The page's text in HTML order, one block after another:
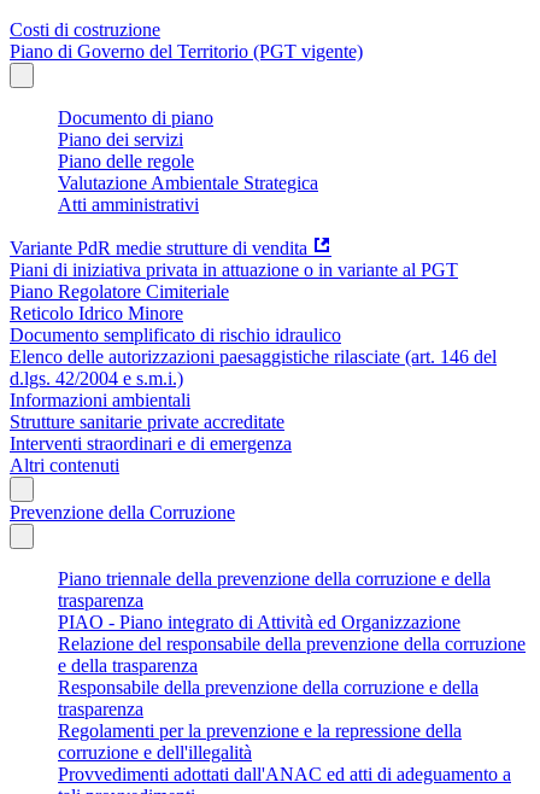
Costi di costruzione
Piano di Governo del Territorio (PGT vigente)
Documento di piano
Piano dei servizi
Piano delle regole
Valutazione Ambientale Strategica
Atti amministrativi
Variante PdR medie strutture di vendita
Piani di iniziativa privata in attuazione o in variante al PGT
Piano Regolatore Cimiteriale
Reticolo Idrico Minore
Documento semplificato di rischio idraulico
Elenco delle autorizzazioni paesaggistiche rilasciate (art. 146 del
d.lgs. 42/2004 e s.m.i.)
Informazioni ambientali
Strutture sanitarie private accreditate
Interventi straordinari e di emergenza
Altri contenuti
Prevenzione della Corruzione
Piano triennale della prevenzione della corruzione e della
trasparenza
PIAO - Piano integrato di Attività ed Organizzazione
Relazione del responsabile della prevenzione della corruzione
e della trasparenza
Responsabile della prevenzione della corruzione e della
trasparenza
Regolamenti per la prevenzione e la repressione della
corruzione e dell'illegalità
Provvedimenti adottati dall'ANAC ed atti di adeguamento a